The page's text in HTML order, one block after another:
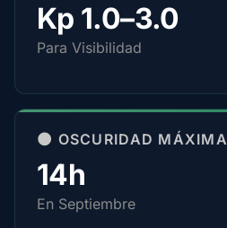
Kp 1.0–3.0
Para Visibilidad
🌑 OSCURIDAD MÁXIMA
14h
En Septiembre